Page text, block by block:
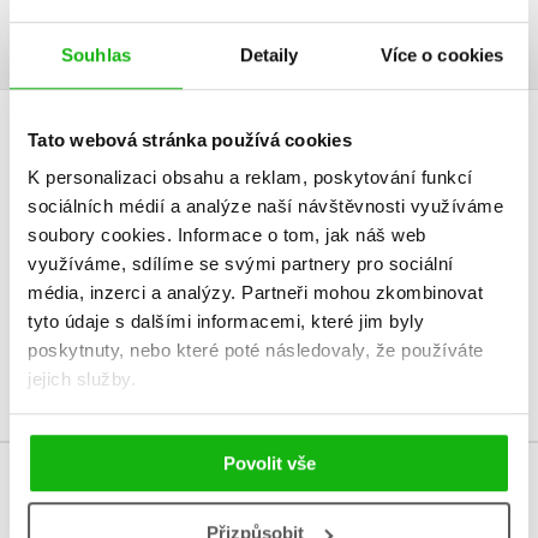
Souhlas Detaily Více o cookies
Tato webová stránka používá cookies
K personalizaci obsahu a reklam, poskytování funkcí
sociálních médií a analýze naší návštěvnosti využíváme
soubory cookies. Informace o tom, jak náš web
využíváme, sdílíme se svými partnery pro sociální
média, inzerci a analýzy. Partneři mohou zkombinovat
tyto údaje s dalšími informacemi, které jim byly
poskytnuty, nebo které poté následovaly, že používáte
jejich služby.
Povolit vše
Přizpůsobit
HODNOCENÍ ČTENÁŘŮ
V současné době nejsou vytvořena žádná uživatelská hodnocení.
Vaše hodnocení
Uživatelskou recenzi mohou vkládat pouze registrovaní uživatelé
Přihlásit
MOHLO BY VÁS TAKÉ ZAJÍMAT